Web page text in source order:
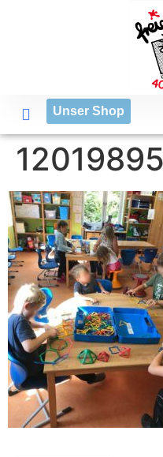
Unser Shop